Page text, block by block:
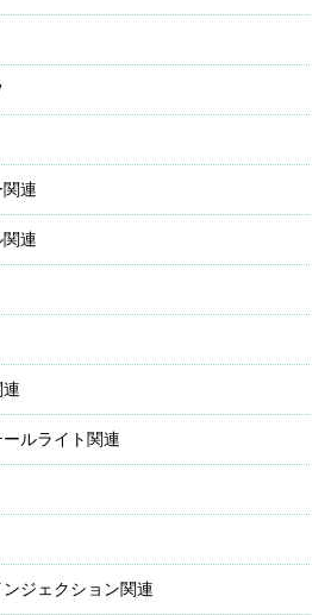
連
連
ルライト関連
ジェクション関連